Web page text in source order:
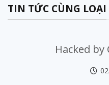
TIN TỨC CÙNG LOẠI
Hacked by